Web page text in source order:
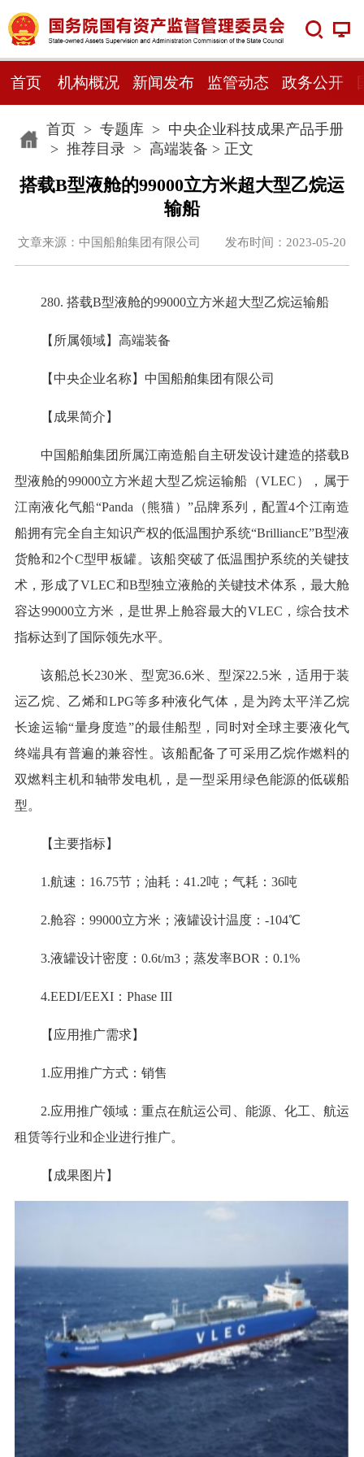
首页 机构概况 新闻发布 监管动态 政务公开
首页> 专题库> 中央企业科技成果产品手册
> 推荐目录> 高端装备 > 正文
搭载B型液舱的99000立方米超大型乙烷运
输船
文章来源：中国船舶集团有限公司 发布时间：2023-05-20
280. 搭载B型液舱的99000立方米超大型乙烷运输船
【所属领域】高端装备
【中央企业名称】中国船舶集团有限公司
【成果简介】
中国船舶集团所属江南造船自主研发设计建造的搭载B
型液舱的99000立方米超大型乙烷运输船（VLEC），属于
江南液化气船“Panda（熊猫）”品牌系列，配置4个江南造
船拥有完全自主知识产权的低温围护系统“BrilliancE”B型液
货舱和2个C型甲板罐。该船突破了低温围护系统的关键技
术，形成了VLEC和B型独立液舱的关键技术体系，最大舱
容达99000立方米，是世界上舱容最大的VLEC，综合技术
指标达到了国际领先水平。
该船总长230米、型宽36.6米、型深22.5米，适用于装
运乙烷、乙烯和LPG等多种液化气体，是为跨太平洋乙烷
长途运输“量身度造”的最佳船型，同时对全球主要液化气
终端具有普遍的兼容性。该船配备了可采用乙烷作燃料的
双燃料主机和轴带发电机，是一型采用绿色能源的低碳船
型。
【主要指标】
1.航速：16.75节；油耗：41.2吨；气耗：36吨
2.舱容：99000立方米；液罐设计温度：-104℃
3.液罐设计密度：0.6t/m3；蒸发率BOR：0.1%
4.EEDI/EEXI：Phase III
【应用推广需求】
1.应用推广方式：销售
2.应用推广领域：重点在航运公司、能源、化工、航运
租赁等行业和企业进行推广。
【成果图片】